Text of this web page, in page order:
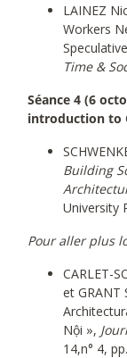
LAINEZ
Workers
Time &
Séance 4 (6
introduction to
Building
University
Pour aller plus
CARLET-
et GRANT
Nội »,
14,n° 4,